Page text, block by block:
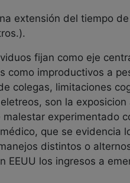
extensión del tiempo
fijan como eje
como improductivos a
colegas, limitaciones
son la
experimentado
que se evidencia
distintos o
los ingresos a